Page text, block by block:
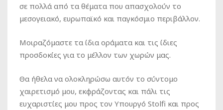
σε πολλά από τα θέματα που απασχολούν το
μεσογειακό, ευρωπαϊκό και παγκόσμιο περιβάλλον.
Μοιραζόμαστε τα ίδια οράματα και τις ίδιες
προσδοκίες για το μέλλον των χωρών μας.
Θα ήθελα να ολοκληρώσω αυτόν το σύντομο
χαιρετισμό μου, εκφράζοντας και πάλι τις
ευχαριστίες μου προς τον Υπουργό Stolfi και προς